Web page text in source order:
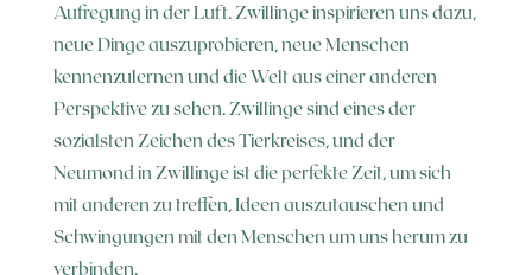
Aufregung in der Luft. Zwillinge inspirieren uns dazu,
neue Dinge auszuprobieren, neue Menschen
kennenzulernen und die Welt aus einer anderen
Perspektive zu sehen. Zwillinge sind eines der
sozialsten Zeichen des Tierkreises, und der
Neumond in Zwillinge ist die perfekte Zeit, um sich
mit anderen zu treffen, Ideen auszutauschen und
Schwingungen mit den Menschen um uns herum zu
verbinden.